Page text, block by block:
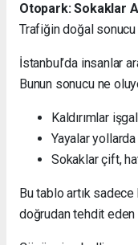
Otopark: Sokaklar
Trafiğin doğal
İstanbul’da insanlar
Bunun sonucu ne
Kaldırımlar
Yayalar
Sokaklar çift,
Bu tablo artık
doğrudan tehdit